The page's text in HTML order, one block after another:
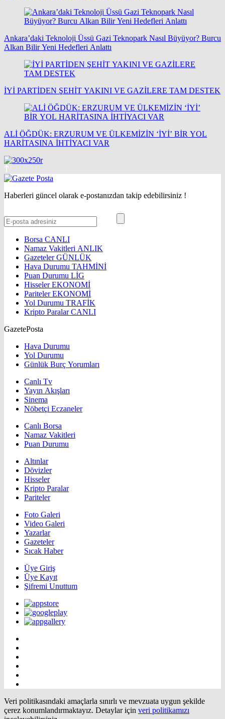
Ankara’daki Teknoloji Üssü Gazi Teknopark Nasıl Büyüyor? Burcu
Alkan Bilir Yeni Hedefleri Anlattı
İYİ PARTİDEN ŞEHİT YAKINI VE GAZİLERE TAM DESTEK
ALİ ÖĞDÜK: ERZURUM VE ÜLKEMİZİN ‘İYİ’ BİR YOL
HARİTASINA İHTİYACI VAR
Haberleri güncel olarak e-postanızdan takip edebilirsiniz !
Borsa CANLI
Namaz Vakitleri ANLIK
GazetelerGÜNLÜK
Hava Durumu TAHMİNİ
Puan Durumu LİG
HisselerEKONOMİ
ParitelerEKONOMİ
Yol Durumu TRAFİK
Kripto ParalarCANLI
GazetePosta
Hava Durumu
Yol Durumu
Günlük Burç Yorumları
Canlı Tv
Yayın Akışları
Sinema
Nöbetçi Eczaneler
Canlı Borsa
Namaz Vakitleri
Puan Durumu
Altınlar
Dövizler
Hisseler
Kripto Paralar
Pariteler
Foto Galeri
Video Galeri
Yazarlar
Gazeteler
Sıcak Haber
Üye Giriş
Üye Kayıt
Şifremi Unuttum
Veri politikasındaki amaçlarla sınırlı ve mevzuata uygun şekilde
çerez konumlandırmaktayız. Detaylar için veri politikamızı